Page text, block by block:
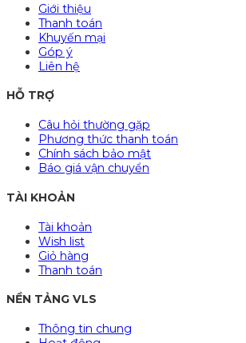
Giới thiệu
Thanh toán
Khuyến mại
Góp ý
Liên hệ
HỖ TRỢ
Câu hỏi thường gặp
Phương thức thanh toán
Chính sách bảo mật
Báo giá vận chuyển
TÀI KHOẢN
Tài khoản
Wish list
Giỏ hàng
Thanh toán
NỀN TẢNG VLS
Thông tin chung